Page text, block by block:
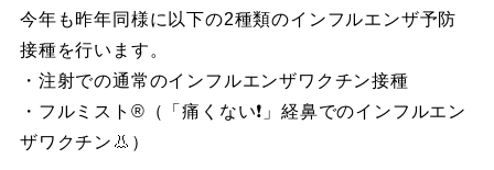
今年も昨年同様に以下の2種類のインフルエンザ予防
接種を行います。
・注射での通常のインフルエンザワクチン接種
・フルミスト®️（「痛くない❗️」経鼻でのインフルエン
ザワクチン👃）